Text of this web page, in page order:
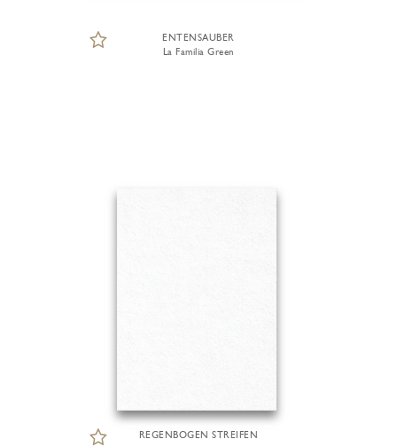
ENTENSAUBER
La Familia Green
REGENBOGEN STREIFEN